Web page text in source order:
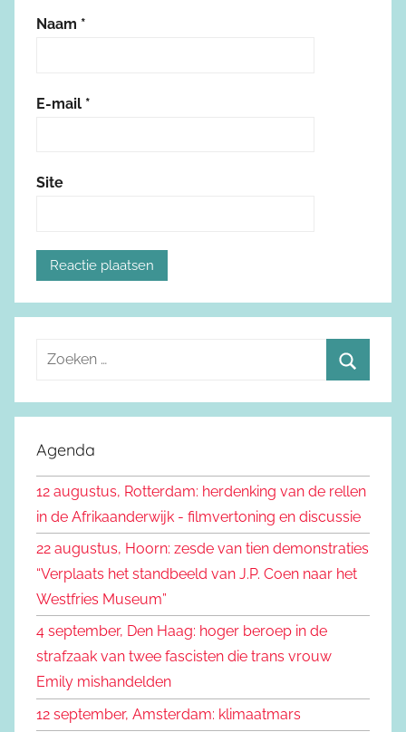
Naam *
E-mail *
Site
e
e
n
a
:
o
e
n
Agenda
12 augustus, Rotterdam: herdenking van de rellen
in de Afrikaanderwijk - filmvertoning en discussie
22 augustus, Hoorn: zesde van tien demonstraties
“Verplaats het standbeeld van J.P. Coen naar het
Westfries Museum”
4 september, Den Haag: hoger beroep in de
strafzaak van twee fascisten die trans vrouw
Emily mishandelden
12 september, Amsterdam: klimaatmars